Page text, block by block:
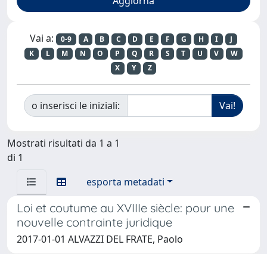
Vai a: 0-9 A B C D E F G H I
J
K
L M N O P Q R S T U V
W
X
Y Z
o inserisci le iniziali:
Mostrati risultati da 1 a 1
di 1
esporta metadati
Loi et coutume au XVIIIe siècle: pour une
nouvelle contrainte juridique
2017-01-01 ALVAZZI DEL FRATE, Paolo